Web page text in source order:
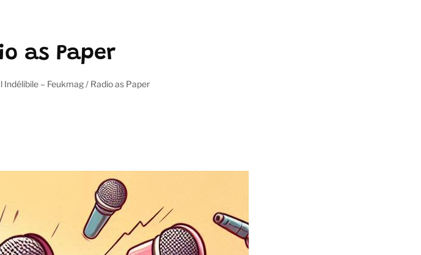
as Paper
Indélibile – Feukmag / Radio as Paper